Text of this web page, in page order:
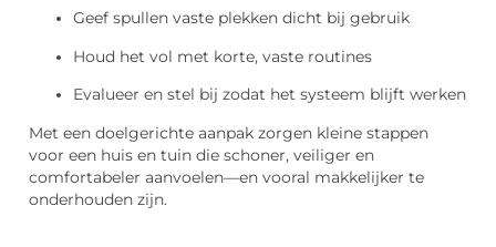
Geef spullen vaste plekken dicht bij gebruik
Houd het vol met korte, vaste routines
Evalueer en stel bij zodat het systeem blijft werken
Met een doelgerichte aanpak zorgen kleine stappen
voor een huis en tuin die schoner, veiliger en
comfortabeler aanvoelen—en vooral makkelijker te
onderhouden zijn.